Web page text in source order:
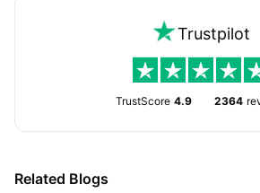
Trustpilot
TrustScore 4.9 2364
Related Blogs